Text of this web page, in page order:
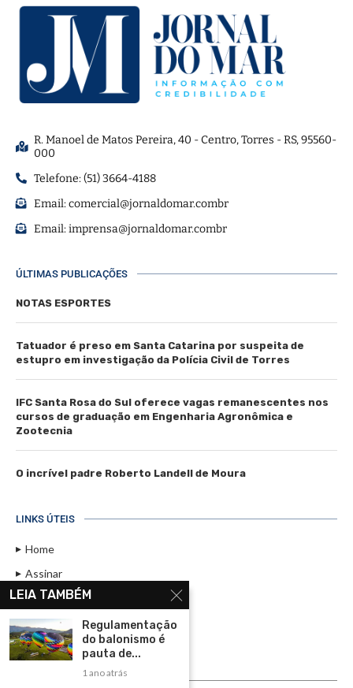
R. Manoel de Matos Pereira, 40 - Centro, Torres - RS, 95560-
000
Telefone: (51) 3664-4188
Email:comercial@jornaldomar.combr
Email:imprensa@jornaldomar.combr
ÚLTIMAS PUBLICAÇÕES
NOTAS ESPORTES
Tatuador é preso em Santa Catarina por suspeita de
estupro em investigação da Polícia Civil de Torres
IFC Santa Rosa do Sul oferece vagas remanescentes nos
cursos de graduação em Engenharia Agronômica e
Zootecnia
O incrível padre Roberto Landell de Moura
LINKS ÚTEIS
Home
Assinar
Contato
Política de Privacidade
Rádio Maristela - Ao Vivo
LEIA TAMBÉM
Regulamentação
do balonismo é
pauta de...
1 ano atrás